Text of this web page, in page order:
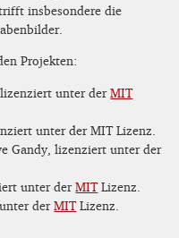
insbesondere die
Projekten:
unter derMIT
unter der MIT Lizenz.
Gandy, lizenziert unter der
unter derMITLizenz.
derMITLizenz.